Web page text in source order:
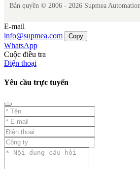
Bản quyền © 2006 - 2026 Supmea
E-mail
info@supmea.com
Copy
WhatsApp
Cuộc điều tra
Điện thoại
Yêu cầu trực tuyến